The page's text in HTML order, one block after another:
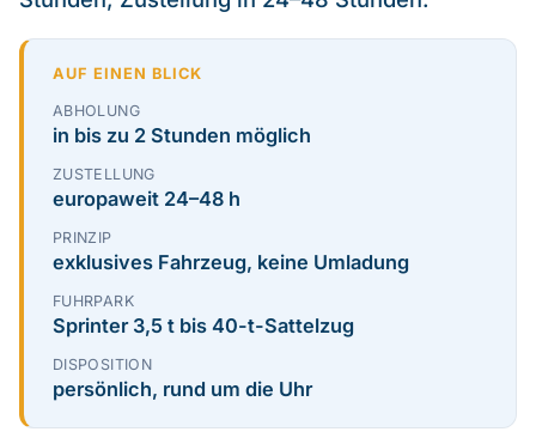
AUF EINEN BLICK
ABHOLUNG
in bis zu 2 Stunden möglich
ZUSTELLUNG
europaweit 24–48 h
PRINZIP
exklusives Fahrzeug, keine Umladung
FUHRPARK
Sprinter 3,5 t bis 40-t-Sattelzug
DISPOSITION
persönlich, rund um die Uhr